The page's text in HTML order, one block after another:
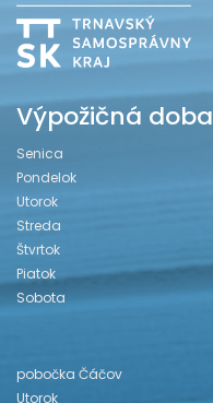
Výpožičná doba
Senica
Pondelok
Utorok
Streda
Štvrtok
Piatok
Sobota
pobočka Čáčov
Utorok